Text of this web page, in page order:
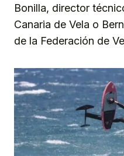
Bonilla, director
Canaria de Vela o
de la Federación de